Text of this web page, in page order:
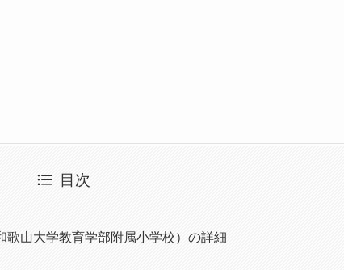
目次
歌山大学教育学部附属小学校）の詳細